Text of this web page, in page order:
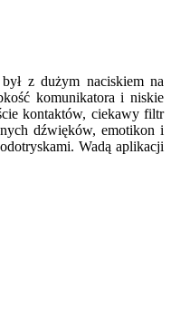
z dużym naciskiem na
komunikatora i niskie
kontaktów, ciekawy filtr
dźwięków, emotikon i
Wadą aplikacji